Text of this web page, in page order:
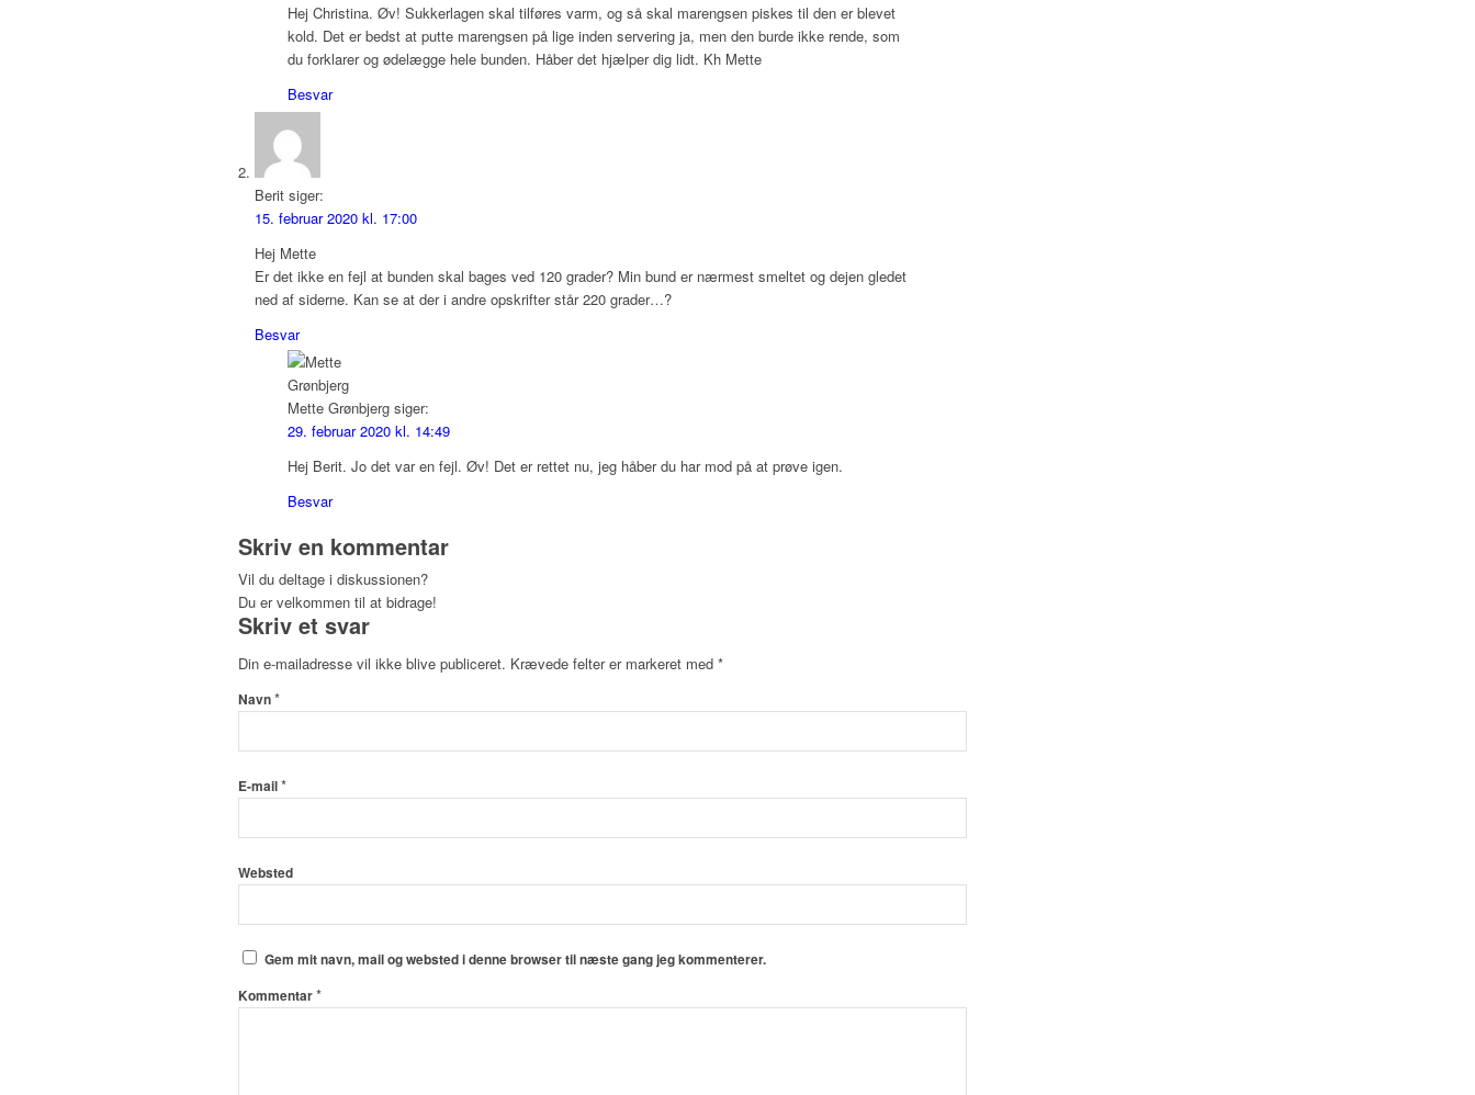
Hej Christina. Øv! Sukkerlagen skal tilføres varm, og så skal marengsen piskes til den er blevet
kold. Det er bedst at putte marengsen på lige inden servering ja, men den burde ikke rende, som
du forklarer og ødelægge hele bunden. Håber det hjælper dig lidt. Kh Mette
Besvar
Berit siger:
15. februar 2020 kl. 17:00
Hej Mette
Er det ikke en fejl at bunden skal bages ved 120 grader? Min bund er nærmest smeltet og dejen gledet
ned af siderne. Kan se at der i andre opskrifter står 220 grader…?
Besvar
Mette Grønbjerg siger:
29. februar 2020 kl. 14:49
Hej Berit. Jo det var en fejl. Øv! Det er rettet nu, jeg håber du har mod på at prøve igen.
Besvar
Skriv en kommentar
Vil du deltage i diskussionen?
Du er velkommen til at bidrage!
Skriv et svar
Din e-mailadresse vil ikke blive publiceret. Krævede felter er markeret med *
Navn*
E-mail*
Websted
Gem mit navn, mail og websted i denne browser til næste gang jeg kommenterer.
Kommentar*